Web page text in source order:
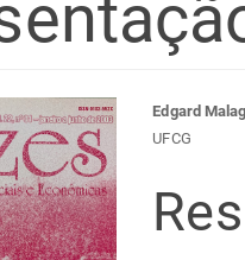
do
Edgard
UFCG